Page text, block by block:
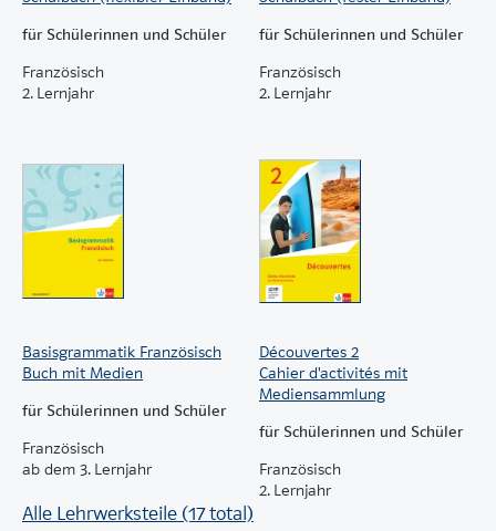
für Schülerinnen und Schüler
Französisch
2. Lernjahr
für Schülerinnen und Schüler
Französisch
2. Lernjahr
Basisgrammatik Französisch
Buch mit Medien
für Schülerinnen und Schüler
Französisch
ab dem 3. Lernjahr
Découvertes 2
Cahier d'activités mit
Mediensammlung
für Schülerinnen und Schüler
Französisch
2. Lernjahr
Alle Lehrwerksteile (17 total)